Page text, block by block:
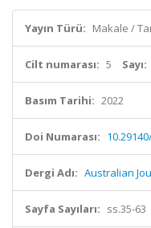
Yayın Türü: Makale /
Cilt numarası: 5 Sayı:
Basım Tarihi: 2022
Doi Numarası:
Dergi Adı: Australian
Sayfa Sayıları: ss.35-63